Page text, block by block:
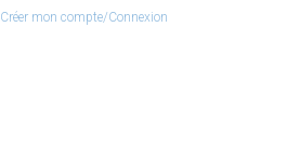
Créer mon compte/Connexion